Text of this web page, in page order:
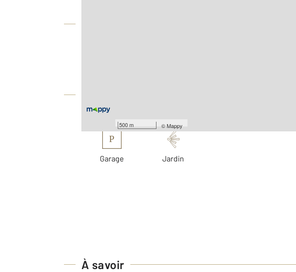
500 m ©Mappy
P
Garage Jardin
À savoir